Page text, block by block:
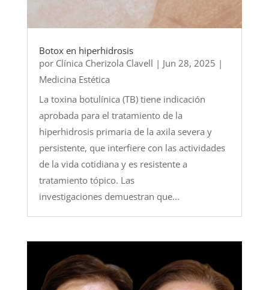
Botox en hiperhidrosis
por Clínica Cherizola Clavell | Jun 28, 2025 |
Medicina Estética
La toxina botulínica (TB) tiene indicación
aprobada para el tratamiento de la
hiperhidrosis primaria de la axila severa y
persistente, que interfiere con las actividades
de la vida cotidiana y es resistente a
tratamiento tópico. Las
investigaciones demuestran que...